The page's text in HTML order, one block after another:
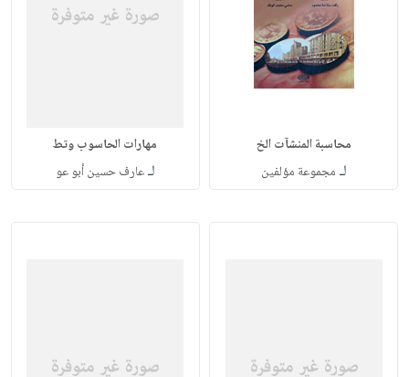
محاسبة المنشآت الخ
لـ مجموعة مؤلفين
مهارات الحاسوب وتط
لـعارف حسين أبو عو